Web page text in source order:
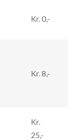
Kr. 0,-
Kr. 8,-
Kr.
25,-